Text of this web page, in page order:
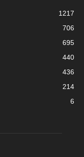
1217
706
695
440
436
214
6